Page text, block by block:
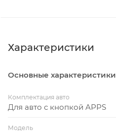
Характеристики
Основные характеристики
Комплектация авто
Для авто с кнопкой APPS
Модель